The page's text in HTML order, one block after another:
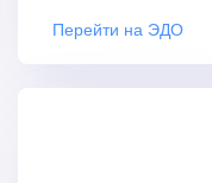
Перейти на ЭДО